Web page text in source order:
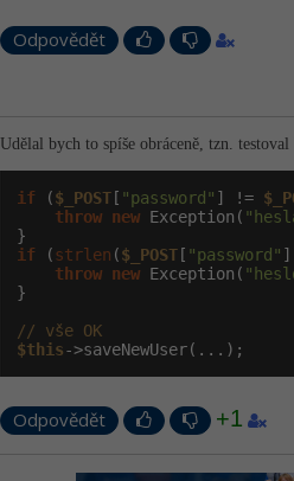
Odpovědět
Udělal bych to spíše obráceně, tzn.
if ($_POST [ "password" ] !=
throw new Exception(
if (strlen ($_POST [ "password"
throw new Exception(
}
// vše OK
$this->saveNewUser(...);
Odpovědět +1